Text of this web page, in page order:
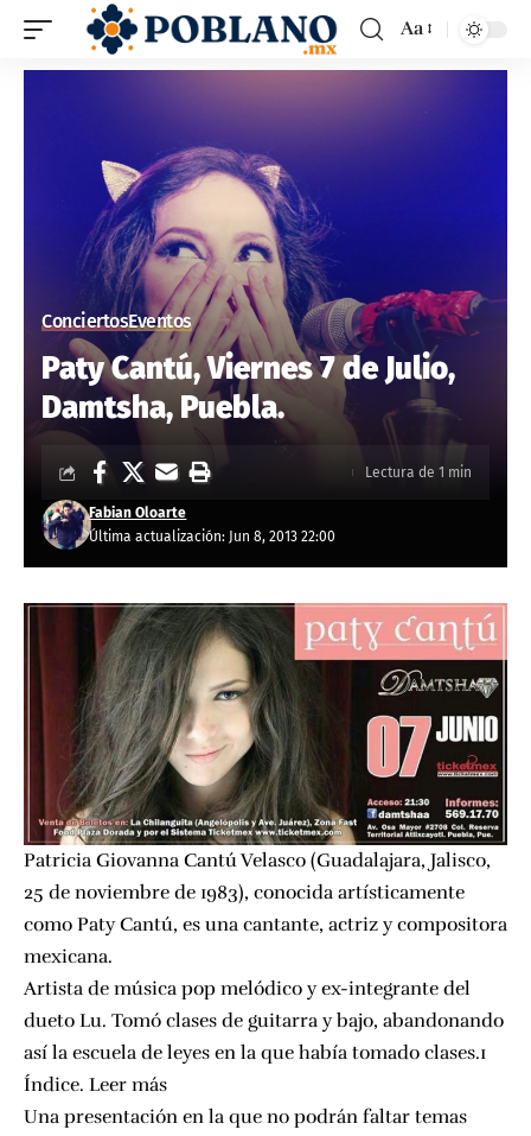
Aa
ConciertosEventos
Paty Cantú, Viernes 7 de Julio,
Damtsha, Puebla.
Última actualización: Jun 8, 2013 22:00
Fabian Oloarte
Lectura de 1 min
Patricia Giovanna Cantú Velasco (Guadalajara, Jalisco,
25 de noviembre de 1983), conocida artísticamente
como Paty Cantú, es una cantante, actriz y compositora
mexicana.
Artista de música pop melódico y ex-integrante del
dueto Lu. Tomó clases de guitarra y bajo, abandonando
así la escuela de leyes en la que había tomado clases.1
Índice. Leer más
Una presentación en la que no podrán faltar temas